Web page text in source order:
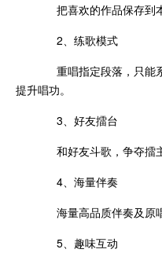
把喜欢的作品保存到
2、练歌模式
重唱指定段落，只能
提升唱功。
3、好友擂台
和好友斗歌，争夺擂主
4、海量伴奏
海量高品质伴奏及原
5、趣味互动